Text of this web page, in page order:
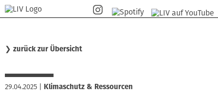
❯ zurück zur Übersicht
29.04.2025 Klimaschutz & Ressourcen